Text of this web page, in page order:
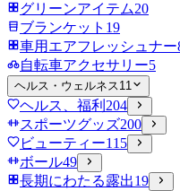
グリーンアイテム20
ブランケット 19
車用エアフレッシュナー
自転車アクセサリー5
ヘルス・ウェルネス11
ヘルス、福利 204
スポーツグッズ200
ビューティー115
ボール49
長期にわたる露出19